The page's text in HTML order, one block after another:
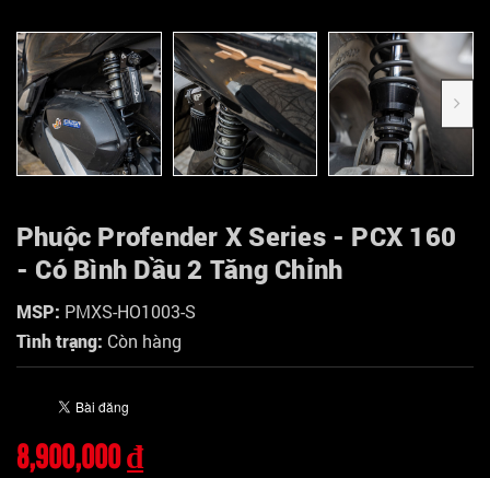
Phuộc Profender X Series - PCX 160
- Có Bình Dầu 2 Tăng Chỉnh
MSP: PMXS-HO1003-S
Tình trạng: Còn hàng
8,900,000 ₫